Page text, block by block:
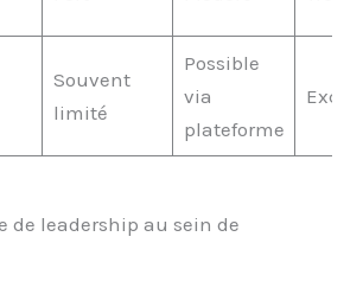
Souvent
limité
Possible
via
plateforme
de leadership au sein de